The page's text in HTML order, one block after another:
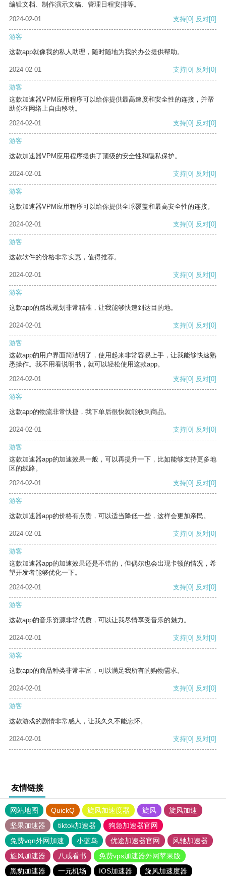
编辑文档、制作演示文稿、管理日程安排等。
2024-02-01
支持[0] 反对[0]
游客
这款app就像我的私人助理，随时随地为我的办公提供帮助。
2024-02-01 支持[0] 反对[0]
游客
这款加速器VPM应用程序可以给你提供最高速度和安全性的连接，并帮
助你在网络上自由移动。
2024-02-01
支持[0] 反对[0]
游客
这款加速器VPM应用程序提供了顶级的安全性和隐私保护。
2024-02-01 支持[0] 反对[0]
游客
这款加速器VPM应用程序可以给你提供全球覆盖和最高安全性的连接。
2024-02-01 支持[0] 反对[0]
游客
这款软件的价格非常实惠，值得推荐。
2024-02-01 支持[0] 反对[0]
游客
这款app的路线规划非常精准，让我能够快速到达目的地。
2024-02-01 支持[0] 反对[0]
游客
这款app的用户界面简洁明了，使用起来非常容易上手，让我能够快速熟
悉操作。我不用看说明书，就可以轻松使用这款app。
2024-02-01
支持[0] 反对[0]
游客
这款app的物流非常快捷，我下单后很快就能收到商品。
2024-02-01 支持[0] 反对[0]
游客
这款加速器app的加速效果一般，可以再提升一下，比如能够支持更多地
区的线路。
2024-02-01
支持[0] 反对[0]
游客
这款加速器app的价格有点贵，可以适当降低一些，这样会更加亲民。
2024-02-01 支持[0] 反对[0]
游客
这款加速器app的加速效果还是不错的，但偶尔也会出现卡顿的情况，希
望开发者能够优化一下。
2024-02-01
支持[0] 反对[0]
游客
这款app的音乐资源非常优质，可以让我尽情享受音乐的魅力。
2024-02-01 支持[0] 反对[0]
游客
这款app的商品种类非常丰富，可以满足我所有的购物需求。
2024-02-01 支持[0] 反对[0]
游客
这款游戏的剧情非常感人，让我久久不能忘怀。
2024-02-01 支持[0] 反对[0]
友情链接
网站地图 QuickQ 旋风加速度器 旋风
旋风加速
坚果加速器
tiktok加速器
狗急加速器官网
免费vqn外网加速
小蓝鸟 优途加速器官网
风驰加速器
旋风加速器
八戒看书
免费vps加速器外网苹果版
黑豹加速器
一元机场 IOS加速器 旋风加速度器